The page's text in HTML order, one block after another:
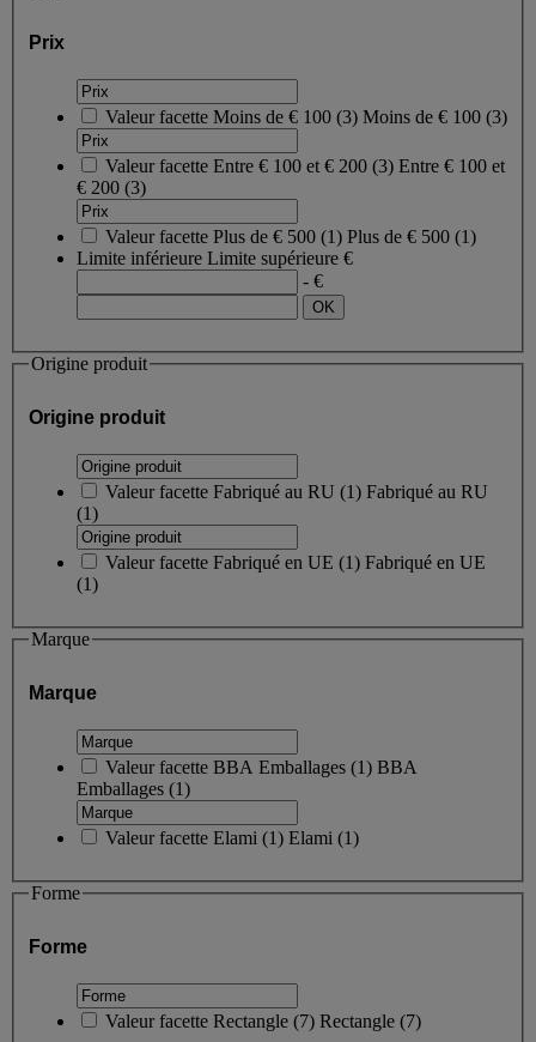
Prix
Valeur facette Moins de € 100 (3) Moins de € 100 (3)
Valeur facette Entre € 100 et € 200 (3) Entre € 100 et
€ 200 (3)
Valeur facette Plus de € 500 (1) Plus de € 500 (1)
Limite inférieure Limite supérieure €
- €
Origine produit
Origine produit
Valeur facette Fabriqué au RU (1) Fabriqué au RU
(1)
Valeur facette Fabriqué en UE (1) Fabriqué en UE
(1)
Marque
Marque
Valeur facette BBA Emballages (1) BBA
Emballages (1)
Valeur facette Elami (1) Elami (1)
Forme
Forme
Valeur facette Rectangle (7) Rectangle (7)